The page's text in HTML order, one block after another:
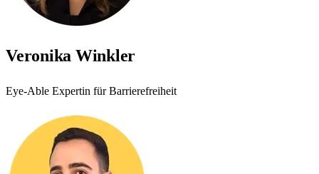
Veronika Winkler
Eye-Able Expertin für Barrierefreiheit